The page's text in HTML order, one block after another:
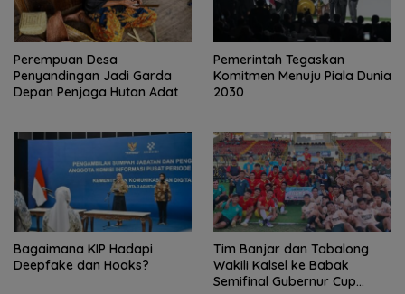
Perempuan Desa
Penyandingan Jadi Garda
Depan Penjaga Hutan Adat
Pemerintah Tegaskan
Komitmen Menuju Piala Dunia
2030
Bagaimana KIP Hadapi
Deepfake dan Hoaks?
Tim Banjar dan Tabalong
Wakili Kalsel ke Babak
Semifinal Gubernur Cup